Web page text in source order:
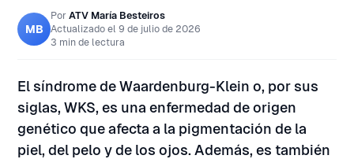
MB
Por ATV María Besteiros
Actualizado el 9 de julio de 2026
3 min de lectura
El síndrome de Waardenburg-Klein o, por sus
siglas, WKS, es una enfermedad de origen
genético que afecta a la pigmentación de la
piel, del pelo y de los ojos. Además, es también